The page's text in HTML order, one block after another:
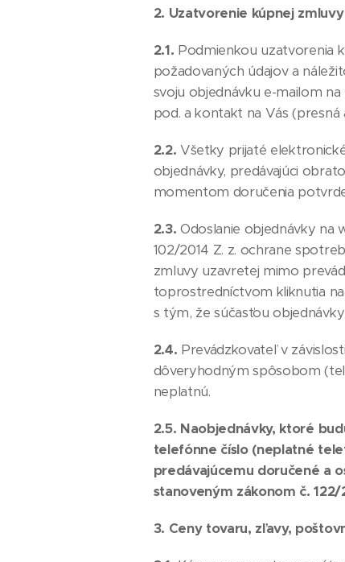
2. Uzatvorenie kúpnej
2.1. Podmienkou uzatvorenia
požadovaných údajov a
svoju objednávku e-mailom
pod. a kontakt na Vás
2.2. Všetky prijaté
objednávky, predávajúci
momentom doručenia
2.3. Odoslanie objednávky na
102/2014 Z. z. ochrane
zmluvy uzavretej mimo
toprostredníctvom kliknutia
s tým, že súčasťou
2.4. Prevádzkovateľ v
dôveryhodným spôsobom
neplatnú.
2.5. Naobjednávky, ktoré
telefónne číslo (neplatné
predávajúcemu doručené a
stanoveným zákonom č.
3. Ceny tovaru, zľavy,